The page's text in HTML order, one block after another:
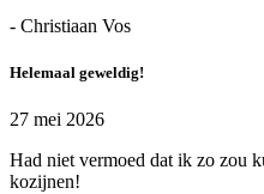
- Christiaan Vos
Helemaal geweldig!
27 mei 2026
Had niet vermoed dat ik zo zou
kozijnen!